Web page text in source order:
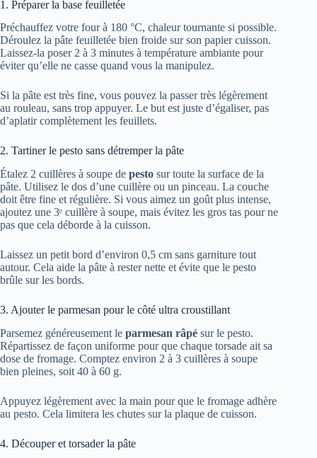
1. Préparer la base feuilletée
Préchauffez votre four à 180 °C, chaleur tournante si possible.
Déroulez la pâte feuilletée bien froide sur son papier cuisson.
Laissez-la poser 2 à 3 minutes à température ambiante pour
éviter qu’elle ne casse quand vous la manipulez.
Si la pâte est très fine, vous pouvez la passer très légèrement
au rouleau, sans trop appuyer. Le but est juste d’égaliser, pas
d’aplatir complètement les feuillets.
2. Tartiner le pesto sans détremper la pâte
Étalez 2 cuillères à soupe de pesto sur toute la surface de la
pâte. Utilisez le dos d’une cuillère ou un pinceau. La couche
doit être fine et régulière. Si vous aimez un goût plus intense,
ajoutez une 3ᵉ cuillère à soupe, mais évitez les gros tas pour ne
pas que cela déborde à la cuisson.
Laissez un petit bord d’environ 0,5 cm sans garniture tout
autour. Cela aide la pâte à rester nette et évite que le pesto
brûle sur les bords.
3. Ajouter le parmesan pour le côté ultra croustillant
Parsemez généreusement le parmesan râpé sur le pesto.
Répartissez de façon uniforme pour que chaque torsade ait sa
dose de fromage. Comptez environ 2 à 3 cuillères à soupe
bien pleines, soit 40 à 60 g.
Appuyez légèrement avec la main pour que le fromage adhère
au pesto. Cela limitera les chutes sur la plaque de cuisson.
4. Découper et torsader la pâte